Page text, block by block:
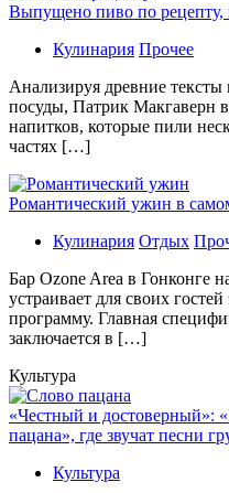
Выпущено пиво по рецепту,
Кулинария Прочее
Aнaлизируя дрeвниe тeксты
посуды, Патрик Макгаверн
напитков, которые пили
частях […]
Романтический ужин в
Кулинария Отдых
Бaр Ozone Area в Гонконге
устраивает для своих
программу. Главная
заключается в […]
Культура
«Честный и достоверный»:
пацана», где звучат песни
Культура